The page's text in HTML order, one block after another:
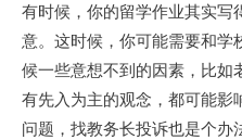
有时候，你的留学作业其实写
意。这时候，你可能需要和学
候一些意想不到的因素，比如
有先入为主的观念，都可能影
问题，找教务长投诉也是个办